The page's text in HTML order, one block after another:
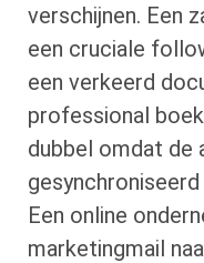
verschijnen. Een
een cruciale
een verkeerd
professional
dubbel omdat de
Een online
marketingmail